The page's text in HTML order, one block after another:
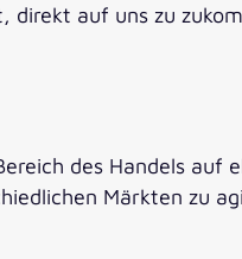
direkt auf uns zu
des Handels auf
Märkten zu